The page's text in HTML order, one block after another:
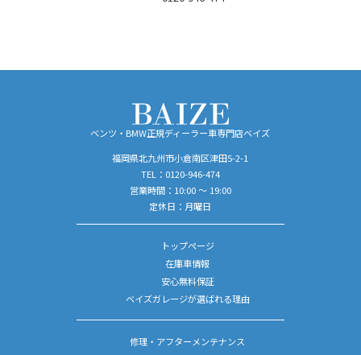
ベンツ・BMW正規ディーラー車専門店ベイズ
福岡県北九州市小倉南区津田5-2-1
TEL： 0120-946-474
営業時間：10:00 ～ 19:00
定休日：月曜日
トップページ
在庫車情報
安心無料保証
ベイズガレージが選ばれる理由
修理・アフターメンテナンス